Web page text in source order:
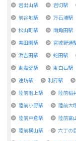
岩出山駅
岩切駅
前谷地駅
万石浦駅
松山町駅
南角田駅
美田園駅
宮城野通
浜吉田駅
蛇田駅
東塩釜駅
東白石駅
連坊駅
利府駅
陸前階上駅
陸前稲
陸前小野駅
陸前大
陸前戸倉駅
陸前富
陸前横山駅
六丁の